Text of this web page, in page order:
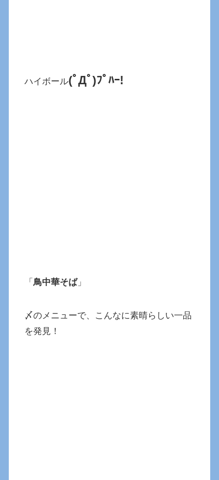
ハイボール(ﾟДﾟ)ﾌﾟﾊｰ!
「鳥中華そば」
〆のメニューで、こんなに素晴らしい一品
を発見！